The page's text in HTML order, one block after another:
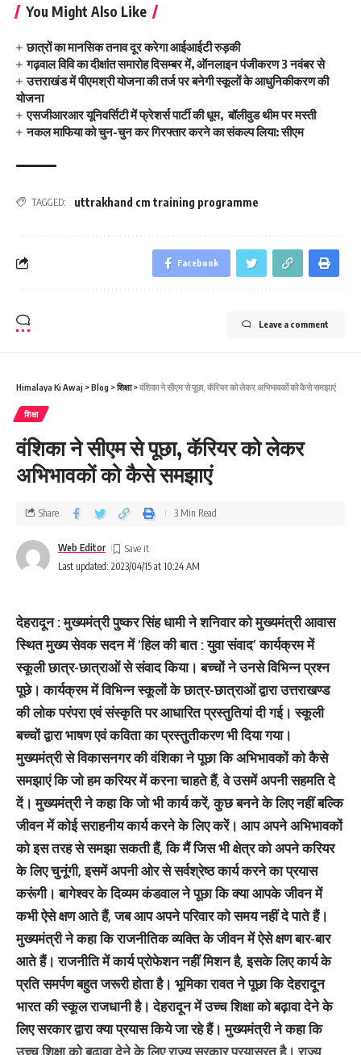
You Might Also Like
छात्रों का मानसिक तनाव दूर करेगा आईआईटी रुड़की
गढ़वाल विवि का दीक्षांत समारोह दिसम्बर में, ऑनलाइन पंजीकरण 3 नवंबर से
उत्तराखंड में पीएमश्री योजना की तर्ज पर बनेगी स्कूलों के आधुनिकीकरण की
योजना
एसजीआरआर यूनिवर्सिटी में फ्रेशर्स पार्टी की धूम, बॉलीवुड थीम पर मस्ती
नकल माफिया को चुन-चुन कर गिरफ्तार करने का संकल्प लिया: सीएम
TAGGED: uttrakhand cm training programme
Facebook
Leave a comment
Himalaya Ki Awaj >Blog >शिक्षा>वंशिका ने सीएम से पूछा, कॅरियर को लेकर अभिभावकों को कैसे समझाएं
शिक्षा
वंशिका ने सीएम से पूछा, कॅरियर को लेकर
अभिभावकों को कैसे समझाएं
Last updated: 2023/04/15 at 10:24 AM
Web Editor
Share 3 Min Read
देहरादून : मुख्यमंत्री पुष्कर सिंह धामी ने शनिवार को मुख्यमंत्री आवास
स्थित मुख्य सेवक सदन में ‘हिल की बात : युवा संवाद’ कार्यक्रम में
स्कूली छात्र-छात्राओं से संवाद किया। बच्‍चों ने उनसे विभिन्‍न प्रश्‍न
पूछे। कार्यक्रम में विभिन्न स्कूलों के छात्र-छात्राओं द्वारा उत्तराखण्ड
की लोक परंपरा एवं संस्कृति पर आधारित प्रस्तुतियां दी गई। स्कूली
बच्चों द्वारा भाषण एवं कविता का प्रस्तुतीकरण भी दिया गया।
मुख्यमंत्री से विकासनगर की वंशिका ने पूछा कि अभिभावकों को कैसे
समझाएं कि जो हम करियर में करना चाहते हैं, वे उसमें अपनी सहमति दे
दें। मुख्यमंत्री ने कहा कि जो भी कार्य करें, कुछ बनने के लिए नहीं बल्कि
जीवन में कोई सराहनीय कार्य करने के लिए करें। आप अपने अभिभावकों
को इस तरह से समझा सकती हैं, कि मैं जिस भी क्षेत्र को अपने करियर
के लिए चुनूंगी, इसमें अपनी ओर से सर्वश्रेष्ठ कार्य करने का प्रयास
करूंगी। बागेश्वर के दिव्यम कंडवाल ने पूछा कि क्या आपके जीवन में
कभी ऐसे क्षण आते हैं, जब आप अपने परिवार को समय नहीं दे पाते हैं।
मुख्यमंत्री ने कहा कि राजनीतिक व्यक्ति के जीवन में ऐसे क्षण बार-बार
आते हैं। राजनीति में कार्य प्रोफेशन नहीं मिशन है, इसके लिए कार्य के
प्रति समर्पण बहुत जरूरी होता है। भूमिका रावत ने पूछा कि देहरादून
भारत की स्कूल राजधानी है। देहरादून में उच्च शिक्षा को बढ़ावा देने के
लिए सरकार द्वारा क्या प्रयास किये जा रहे हैं। मुख्यमंत्री ने कहा कि
उच्च शिक्षा को बढ़ावा देने के लिए राज्य सरकार प्रयासरत है। राज्य